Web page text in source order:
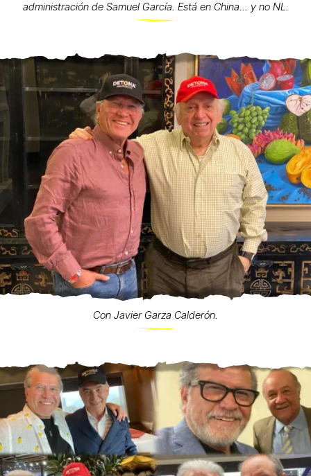
administración de Samuel García. Está en China... y no NL.
Con Javier Garza Calderón.